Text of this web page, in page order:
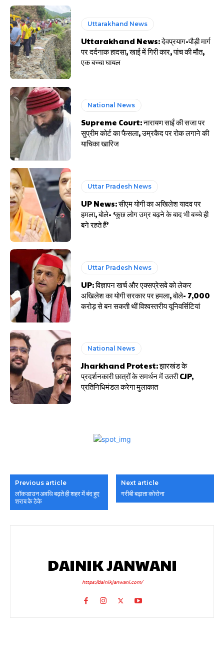
Uttarakhand News
Uttarakhand News: देवप्रयाग-पौड़ी मार्ग
पर दर्दनाक हादसा, खाई में गिरी कार, पांच की मौत,
एक बच्चा घायल
National News
Supreme Court: नारायण साईं की सजा पर
सुप्रीम कोर्ट का फैसला, उम्रकैद पर रोक लगाने की
याचिका खारिज
Uttar Pradesh News
UP News: सीएम योगी का अखिलेश यादव पर
हमला, बोले- ‘कुछ लोग उम्र बढ़ने के बाद भी बच्चे ही
बने रहते हैं’
Uttar Pradesh News
UP: विज्ञापन खर्च और एक्सप्रेसवे को लेकर
अखिलेश का योगी सरकार पर हमला, बोले- 7,000
करोड़ से बन सकती थीं विश्वस्तरीय यूनिवर्सिटियां
National News
Jharkhand Protest: झारखंड के
प्रदर्शनकारी छात्रों के समर्थन में उतरी CJP,
प्रतिनिधिमंडल करेगा मुलाकात
Previous article
लॉकडाउन अवधि बढ़ते ही शहर में बंद हुए
शराब के ठेके
Next article
गरीबी बढ़ाता कोरोना
DAINIK JANWANI
https://dainikjanwani.com/